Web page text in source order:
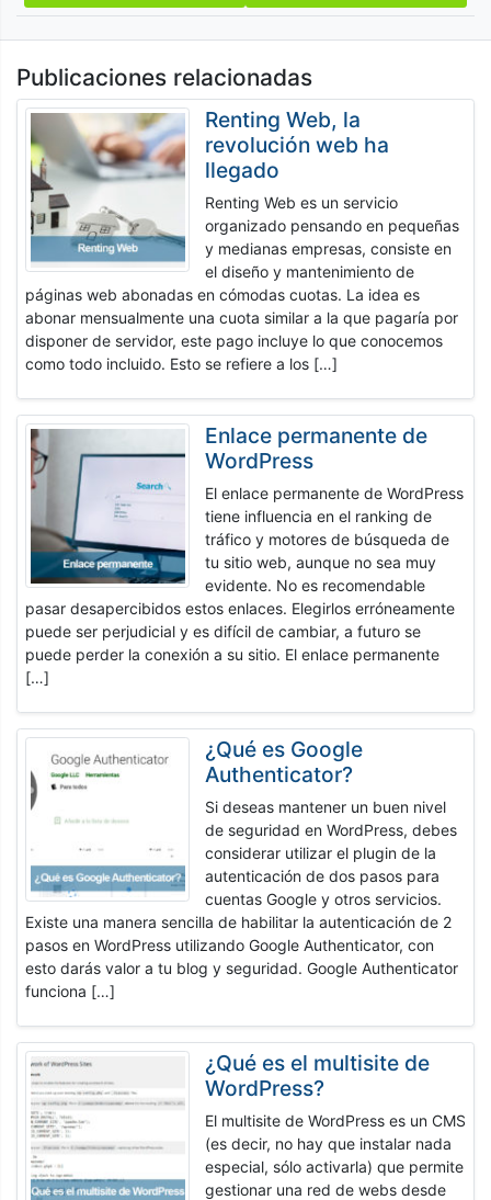
de
entradas
Publicaciones relacionadas
Renting Web, la
revolución web ha
llegado
Renting Web es un servicio
organizado pensando en pequeñas
y medianas empresas, consiste en
el diseño y mantenimiento de
páginas web abonadas en cómodas cuotas. La idea es
abonar mensualmente una cuota similar a la que pagaría por
disponer de servidor, este pago incluye lo que conocemos
como todo incluido. Esto se refiere a los […]
Enlace permanente de
WordPress
El enlace permanente de WordPress
tiene influencia en el ranking de
tráfico y motores de búsqueda de
tu sitio web, aunque no sea muy
evidente. No es recomendable
pasar desapercibidos estos enlaces. Elegirlos erróneamente
puede ser perjudicial y es difícil de cambiar, a futuro se
puede perder la conexión a su sitio. El enlace permanente
[…]
¿Qué es Google
Authenticator?
Si deseas mantener un buen nivel
de seguridad en WordPress, debes
considerar utilizar el plugin de la
autenticación de dos pasos para
cuentas Google y otros servicios.
Existe una manera sencilla de habilitar la autenticación de 2
pasos en WordPress utilizando Google Authenticator, con
esto darás valor a tu blog y seguridad. Google Authenticator
funciona […]
¿Qué es el multisite de
WordPress?
El multisite de WordPress es un CMS
(es decir, no hay que instalar nada
especial, sólo activarla) que permite
gestionar una red de webs desde